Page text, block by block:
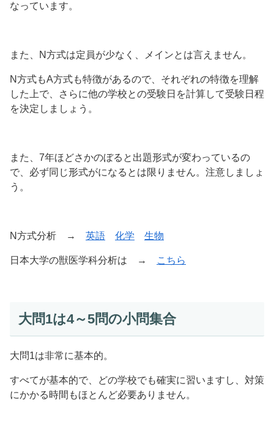
なっています。
また、N方式は定員が少なく、メインとは言えません。
N方式もA方式も特徴があるので、それぞれの特徴を理解
した上で、さらに他の学校との受験日を計算して受験日程
を決定しましょう。
また、7年ほどさかのぼると出題形式が変わっているの
で、必ず同じ形式がになるとは限りません。注意しましょ
う。
N方式分析 → 英語 化学 生物
日本大学の獣医学科分析は → こちら
大問1は4～5問の小問集合
大問1は非常に基本的。
すべてが基本的で、どの学校でも確実に習いますし、対策
にかかる時間もほとんど必要ありません。